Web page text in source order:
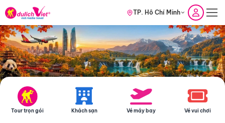
TP. Hồ Chí Minh
Tour trọn gói Khách sạn Vé máy bay Vé vui chơi